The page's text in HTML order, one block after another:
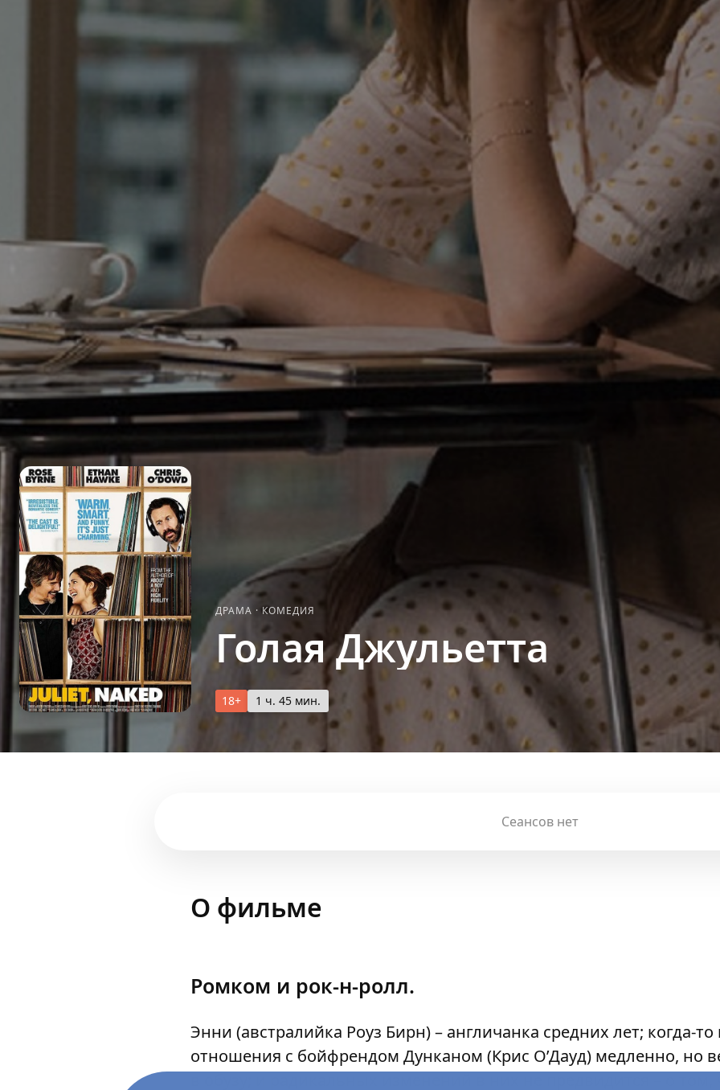
ДРАМА · КОМЕДИЯ
Голая Джульетта
18+ 1 ч. 45 мин.
Сеансов нет
О фильме
Ромком и рок-н-ролл.
Энни (австралийка Роуз Бирн) – англичанка средних лет; когда-
отношения с бойфрендом Дунканом (Крис О’Дауд) медленно, но